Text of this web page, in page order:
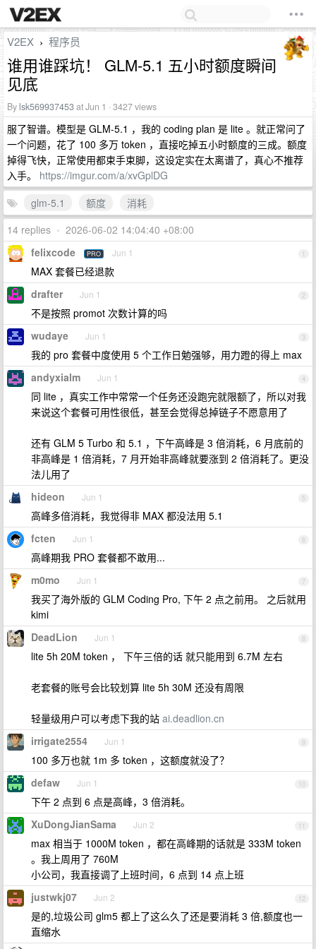
V2EX › 程序员
谁用谁踩坑！ GLM-5.1 五小时额度瞬间
见底
By lsk569937453at Jun 1 · 3427 views
服了智谱。模型是 GLM-5.1 ，我的 coding plan 是 lite 。就正常问了
一个问题，花了 100 多万 token ，直接吃掉五小时额度的三成。额度
掉得飞快，正常使用都束手束脚，这设定实在太离谱了，真心不推荐
入手。 https://imgur.com/a/xvGplDG
glm-5.1
额度
消耗
14 replies • 2026-06-02 14:04:40 +08:00
1
felixcode PRO Jun 1
MAX 套餐已经退款
2
drafter Jun 1
不是按照 promot 次数计算的吗
3
wudaye Jun 1
我的 pro 套餐中度使用 5 个工作日勉强够，用力蹬的得上 max
4
andyxialm Jun 1
同 lite ，真实工作中常常一个任务还没跑完就限额了，所以对我
来说这个套餐可用性很低，甚至会觉得总掉链子不愿意用了
还有 GLM 5 Turbo 和 5.1 ，下午高峰是 3 倍消耗，6 月底前的
非高峰是 1 倍消耗，7 月开始非高峰就要涨到 2 倍消耗了。更没
法儿用了
5
hideon Jun 1
高峰多倍消耗，我觉得非 MAX 都没法用 5.1
6
fcten Jun 1
高峰期我 PRO 套餐都不敢用...
7
m0mo Jun 1
我买了海外版的 GLM Coding Pro, 下午 2 点之前用。 之后就用
kimi
8
DeadLion Jun 1
lite 5h 20M token ， 下午三倍的话 就只能用到 6.7M 左右
老套餐的账号会比较划算 lite 5h 30M 还没有周限
轻量级用户可以考虑下我的站 ai.deadlion.cn
9
irrigate2554 Jun 1
100 多万也就 1m 多 token ，这额度就没了？
10
defaw Jun 1
下午 2 点到 6 点是高峰，3 倍消耗。
11
XuDongJianSama Jun 2
max 相当于 1000M token ，都在高峰期的话就是 333M token
。我上周用了 760M
小公司，我直接调了上班时间，6 点到 14 点上班
12
justwkj07 Jun 2
是的,垃圾公司 glm5 都上了这么久了还是要消耗 3 倍,额度也一
直缩水